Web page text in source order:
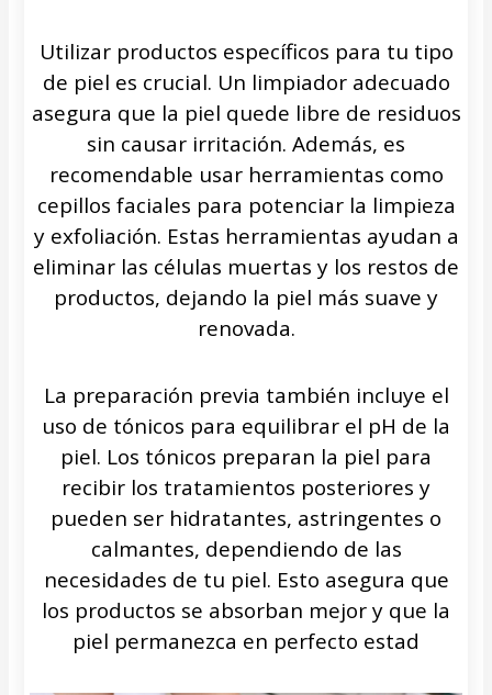
Utilizar productos específicos para tu tipo
de piel es crucial. Un limpiador adecuado
asegura que la piel quede libre de residuos
sin causar irritación. Además, es
recomendable usar herramientas como
cepillos faciales para potenciar la limpieza
y exfoliación. Estas herramientas ayudan a
eliminar las células muertas y los restos de
productos, dejando la piel más suave y
renovada.
La preparación previa también incluye el
uso de tónicos para equilibrar el pH de la
piel. Los tónicos preparan la piel para
recibir los tratamientos posteriores y
pueden ser hidratantes, astringentes o
calmantes, dependiendo de las
necesidades de tu piel. Esto asegura que
los productos se absorban mejor y que la
piel permanezca en perfecto estad